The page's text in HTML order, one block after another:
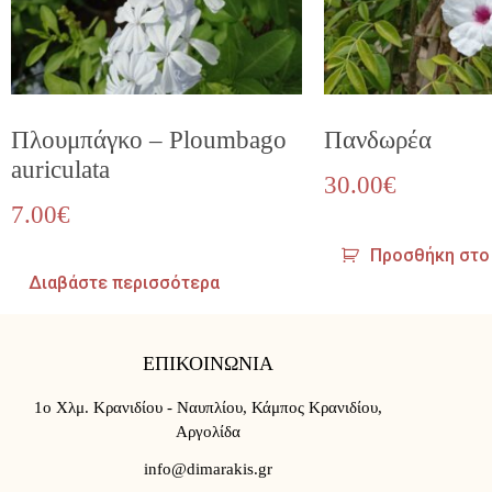
Πλουμπάγκο – Ploumbago
auriculata
7.00€
Διαβάστε περισσότερα
Πανδωρέα
30.00€
Προσθήκη στο
ΕΠΙΚΟΙΝΩΝΙΑ
1ο Χλμ. Κρανιδίου - Ναυπλίου, Κάμπος Κρανιδίου,
Αργολίδα
info@dimarakis.gr